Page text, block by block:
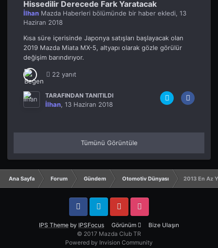
Hissedilir Derecede Fark Yaratacak
İlhan Mazda Haberleri bölümünde bir haber ekledi, 13
Haziran 2018
Kısa süre içerisinde Japonya satışları başlayacak olan
2019 Mazda Miata MX-5, altyapı olarak gözle görülür
değişim barındırıyor.
22 yanıt
TARAFINDAN TANITILDI
İlhan, 13 Haziran 2018
Tümünü Görüntüle
Ana Sayfa Forum Gündem Otomotiv Dünyası 2013 En Az
IPS Theme by IPSFocus Görünüm Bize Ulaşın
FacebookTwitter YouTube Instagram
© 2017 Mazda Club TR
Powered by Invision Community